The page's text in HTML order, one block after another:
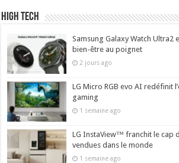
High Tech
Samsung Galaxy Watch Ultra2
bien-être au poignet
2 jours ago
LG Micro RGB evo AI redéfinit
gaming
1 semaine ago
LG InstaView™ franchit le cap
vendues dans le monde
1 semaine ago